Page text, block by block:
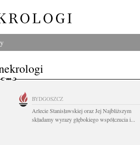
BYDGOSZCZ
Arlecie Stanisławskiej oraz Jej Najbliższym
składamy wyrazy głębokiego współczucia i...